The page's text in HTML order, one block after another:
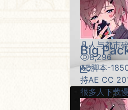
凡人与都市
8,296
7
Big
AE脚本-
持AE CC
很多人下载